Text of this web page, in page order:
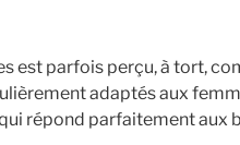
est parfois perçu, à tort,
adaptés aux
répond parfaitement